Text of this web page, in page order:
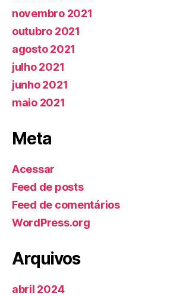
novembro 2021
outubro 2021
agosto 2021
julho 2021
junho 2021
maio 2021
Meta
Acessar
Feed de posts
Feed de comentários
WordPress.org
Arquivos
abril 2024